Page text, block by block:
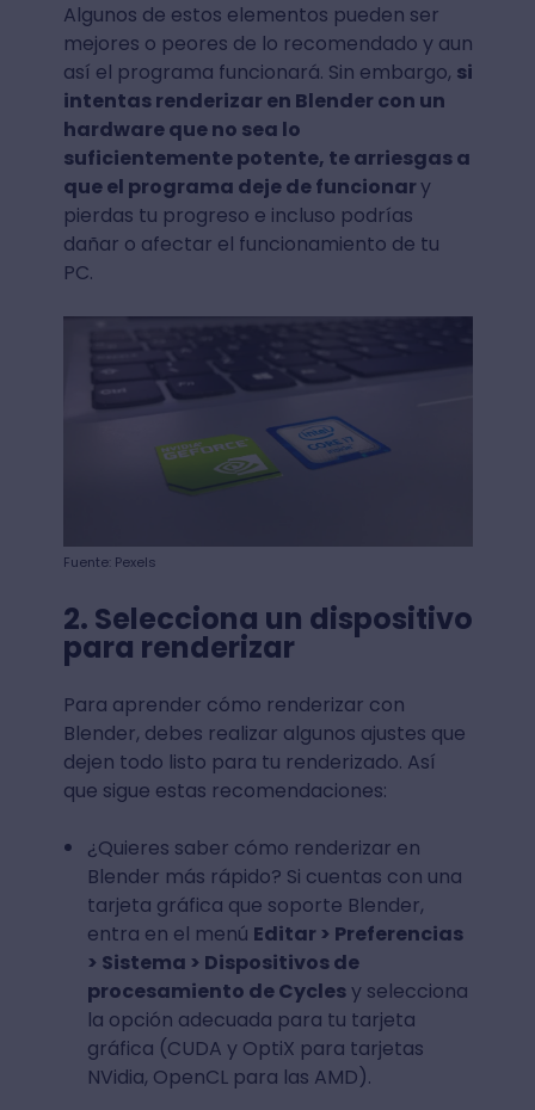
Algunos de estos elementos pueden ser
mejores o peores de lo recomendado y aun
así el programa funcionará. Sin embargo, si
intentas renderizar en Blender con un
hardware que no sea lo
suficientemente potente, te arriesgas a
que el programa deje de funcionary
pierdas tu progreso e incluso podrías
dañar o afectar el funcionamiento de tu
PC.
Fuente: Pexels
2. Selecciona un dispositivo
para renderizar
Para aprender cómo renderizar con
Blender, debes realizar algunos ajustes que
dejen todo listo para tu renderizado. Así
que sigue estas recomendaciones:
¿Quieres saber cómo renderizar en
Blender más rápido? Si cuentas con una
tarjeta gráfica que soporte Blender,
entra en el menú Editar > Preferencias
> Sistema > Dispositivos de
procesamiento de Cyclesy selecciona
la opción adecuada para tu tarjeta
gráfica (CUDA y OptiX para tarjetas
NVidia, OpenCL para las AMD).